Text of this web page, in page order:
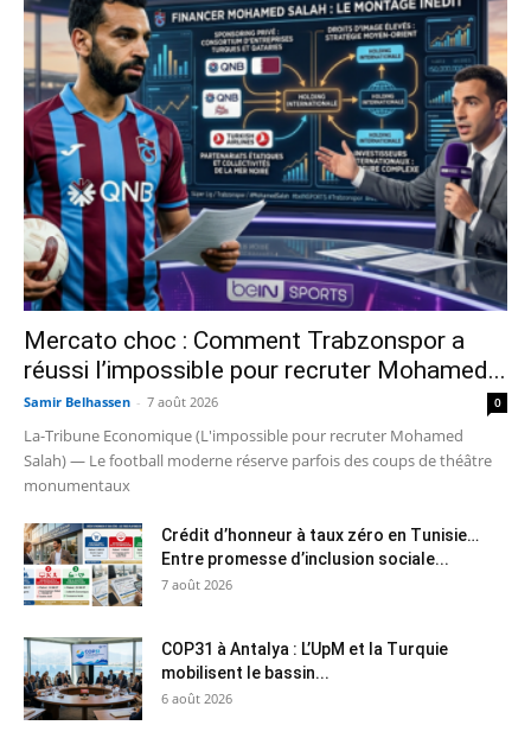
Mercato choc : Comment Trabzonspor a
réussi l’impossible pour recruter Mohamed...
Samir Belhassen - 7 août 2026 0
La-Tribune Economique (L'impossible pour recruter Mohamed
Salah) — Le football moderne réserve parfois des coups de théâtre
monumentaux
Crédit d’honneur à taux zéro en Tunisie…
Entre promesse d’inclusion sociale...
7 août 2026
COP31 à Antalya : L’UpM et la Turquie
mobilisent le bassin...
6 août 2026